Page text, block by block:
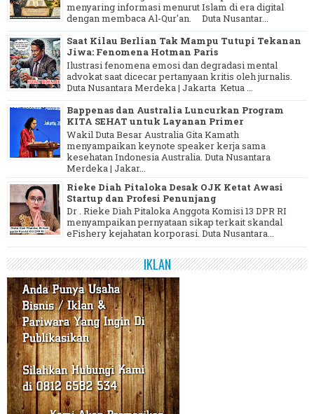
menyaring informasi menurut Islam di era digital
dengan membaca Al-Qur'an. Duta Nusantar...
Saat Kilau Berlian Tak Mampu Tutupi Tekanan
Jiwa: Fenomena Hotman Paris
Ilustrasi fenomena emosi dan degradasi mental
advokat saat dicecar pertanyaan kritis oleh jurnalis.
Duta Nusantara Merdeka | Jakarta Ketua ...
Bappenas dan Australia Luncurkan Program
KITA SEHAT untuk Layanan Primer
Wakil Duta Besar Australia Gita Kamath
menyampaikan keynote speaker kerja sama
kesehatan Indonesia Australia. Duta Nusantara
Merdeka | Jakar...
Rieke Diah Pitaloka Desak OJK Ketat Awasi
Startup dan Profesi Penunjang
Dr . Rieke Diah Pitaloka Anggota Komisi 13 DPR RI
menyampaikan pernyataan sikap terkait skandal
eFishery kejahatan korporasi. Duta Nusantara...
IKLAN